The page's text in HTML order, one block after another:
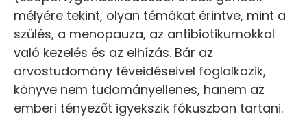
mélyére tekint, olyan témákat érintve, mint a
szülés, a menopauza, az antibiotikumokkal
való kezelés és az elhízás. Bár az
orvostudomány téveidéseivel foglalkozik,
könyve nem tudományellenes, hanem az
emberi tényezőt igyekszik fókuszban tartani.